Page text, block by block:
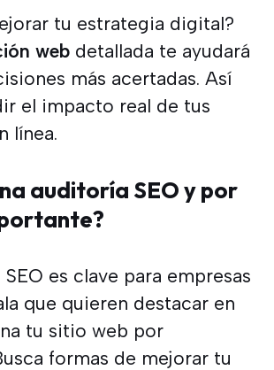
tu estrategia digital?
web detallada te ayudará
más acertadas. Así
el impacto real de tus
línea.
auditoría SEO y por
es clave para empresas
que quieren destacar en
tu sitio web por
formas de mejorar tu